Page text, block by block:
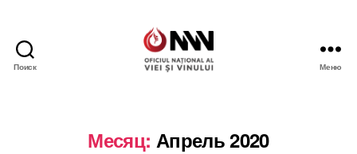
Поиск Меню
Месяц: Апрель 2020